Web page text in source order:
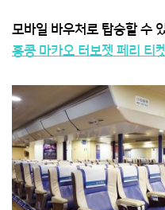
모바일 바우처로 탑승할 수
홍콩 마카오 터보젯 페리 티